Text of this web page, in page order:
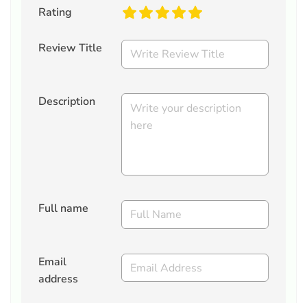
Rating
Review Title
Description
Full name
Email
address